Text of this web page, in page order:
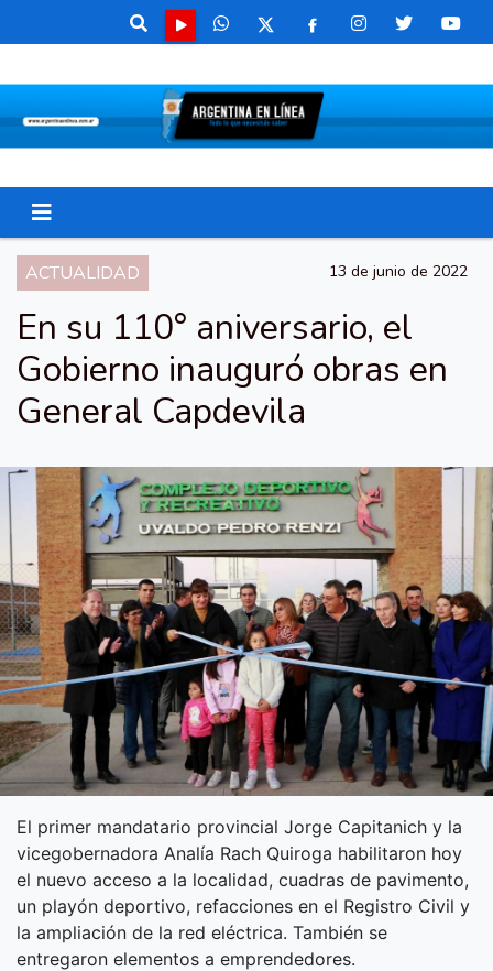
ACTUALIDAD 13 de junio de 2022
En su 110° aniversario, el
Gobierno inauguró obras en
General Capdevila
El primer mandatario provincial Jorge Capitanich y la
vicegobernadora Analía Rach Quiroga habilitaron hoy
el nuevo acceso a la localidad, cuadras de pavimento,
un playón deportivo, refacciones en el Registro Civil y
la ampliación de la red eléctrica. También se
entregaron elementos a emprendedores.